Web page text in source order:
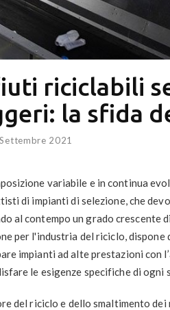
riciclabili
la sfida
2021
variabile e in continua
di impianti di selezione, che
al contempo un grado crescente
per l'industria del riciclo, dispone
impianti ad alte prestazioni con
le esigenze specifiche di ogni
del riciclo e dello smaltimento